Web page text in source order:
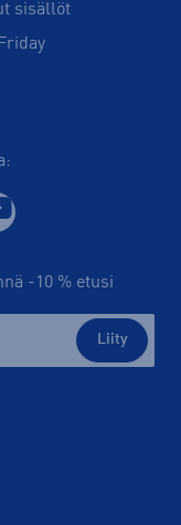
sisällöt
-10 % etusi
Liity